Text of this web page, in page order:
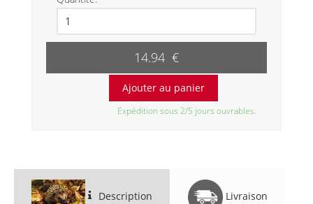
14.94 €
Expédition sous 2/5 jours ouvrables.
Description Livraison